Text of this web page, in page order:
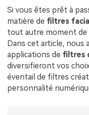
Si vous êtes prêt à
matière de filtres
tout autre moment de
Dans cet article, nous
applications de filtres
diversifieront vos
éventail de filtres
personnalité